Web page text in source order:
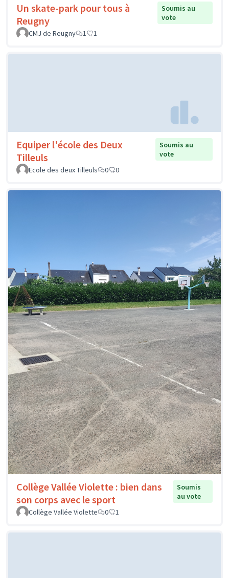
Un skate-park pour tous à
Reugny
Soumis au
vote
CMJ de Reugny
1 1
Equiper l'école des Deux
Tilleuls
Soumis au
vote
Ecole des deux Tilleuls
0 0
Collège Vallée Violette : bien dans
son corps avec le sport
Soumis
au vote
Collège Vallée Violette
0 1